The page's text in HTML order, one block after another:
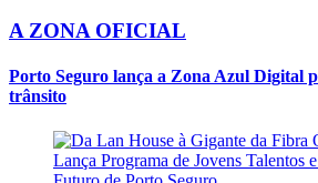
A ZONA OFICIAL
Porto Seguro lança a Zona Azul Digital
trânsito